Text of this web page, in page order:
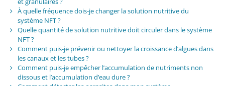
À quelle fréquence dois-je changer la solution nutritive du
système NFT ?
Quelle quantité de solution nutritive doit circuler dans le système
NFT ?
Comment puis-je prévenir ou nettoyer la croissance d’algues dans
les canaux et les tubes ?
Comment puis-je empêcher l’accumulation de nutriments non
dissous et l’accumulation d’eau dure ?